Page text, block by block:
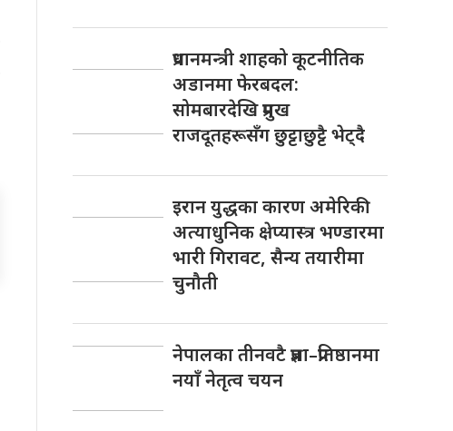
प्रधानमन्त्री शाहको कूटनीतिक
अडानमा फेरबदल:
सोमबारदेखि प्रमुख
राजदूतहरूसँग छुट्टाछुट्टै भेट्दै
इरान युद्धका कारण अमेरिकी
अत्याधुनिक क्षेप्यास्त्र भण्डारमा
भारी गिरावट, सैन्य तयारीमा
चुनौती
नेपालका तीनवटै प्रज्ञा–प्रतिष्ठानमा
नयाँ नेतृत्व चयन